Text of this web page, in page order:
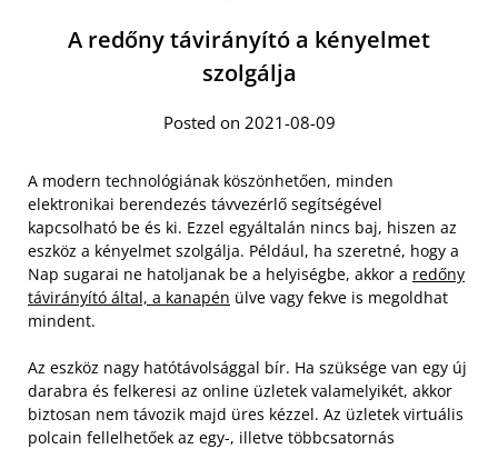
A redőny távirányító a kényelmet
szolgálja
Posted on 2021-08-09
A modern technológiának köszönhetően, minden
elektronikai berendezés távvezérlő segítségével
kapcsolható be és ki. Ezzel egyáltalán nincs baj, hiszen az
eszköz a kényelmet szolgálja. Például, ha szeretné, hogy a
Nap sugarai ne hatoljanak be a helyiségbe, akkor a redőny
távirányító által, a kanapén ülve vagy fekve is megoldhat
mindent.
Az eszköz nagy hatótávolsággal bír. Ha szüksége van egy új
darabra és felkeresi az online üzletek valamelyikét, akkor
biztosan nem távozik majd üres kézzel. Az üzletek virtuális
polcain fellelhetőek az egy-, illetve többcsatornás